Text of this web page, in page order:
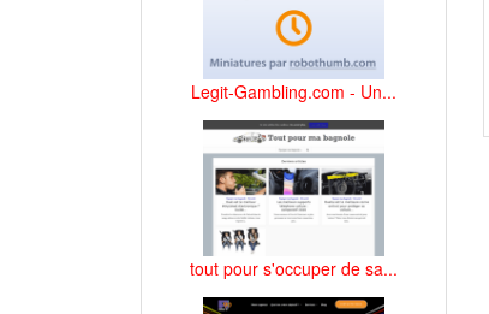
Legit-Gambling.com - Un...
tout pour s'occuper de sa...